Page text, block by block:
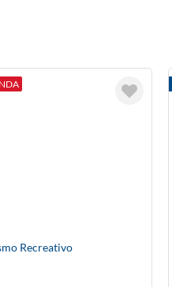
Recreativo